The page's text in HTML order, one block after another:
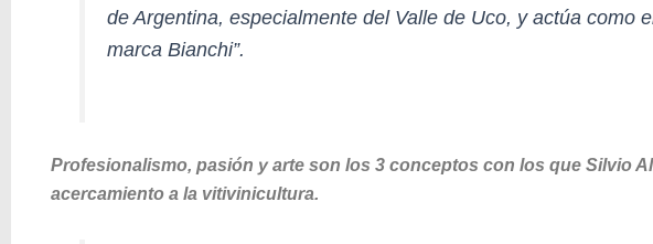
de Argentina, especialmente del Valle de Uco, y actúa como
marca Bianchi”.
Profesionalismo, pasión y arte son los 3 conceptos con los que Silvio
acercamiento a la vitivinicultura.